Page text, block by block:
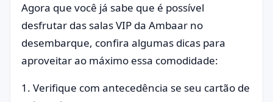
Agora que você já sabe que é possível
desfrutar das salas VIP da Ambaar no
desembarque, confira algumas dicas para
aproveitar ao máximo essa comodidade:
1. Verifique com antecedência se seu cartão de